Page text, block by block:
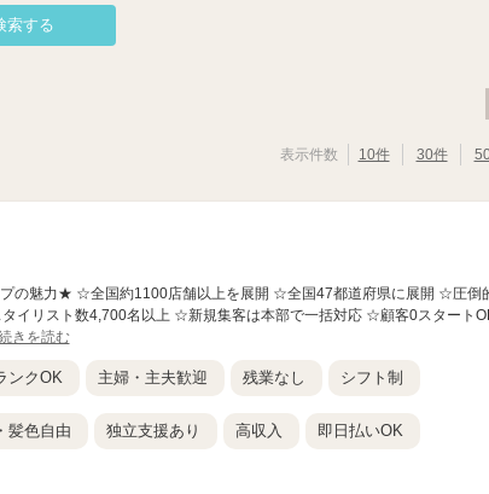
表示件数 10件 30件
プの魅力★ ☆全国約1100店舗以上を展開 ☆全国47都道府県に展開 ☆圧倒
イリスト数4,700名以上 ☆新規集客は本部で一括対応 ☆顧客0スタート
きを読む
ンクOK 主婦・主夫歓迎 残業なし シフト制
髪色自由 独立支援あり 高収入 即日払いOK